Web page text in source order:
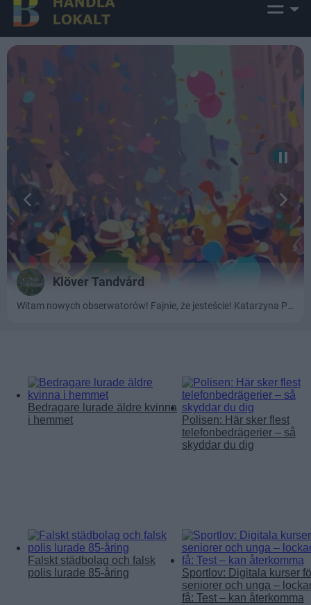
Bedragare lurade äldre kvinna
i hemmet
Polisen: Här sker flest
telefonbedrägerier – så
skyddar du dig
Falskt städbolag och falsk
polis lurade 85-åring
Sportlov: Digitala kurser
seniorer och unga –
få: Test – kan återkomma